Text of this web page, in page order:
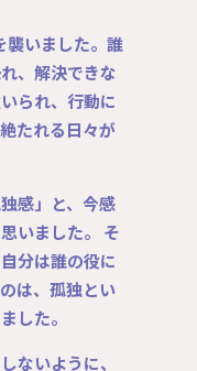
いました。誰
、解決できな
られ、行動に
たれる日々が
感」と、今感
いました。 そ
分は誰の役に
は、孤独とい
した。
ないように、